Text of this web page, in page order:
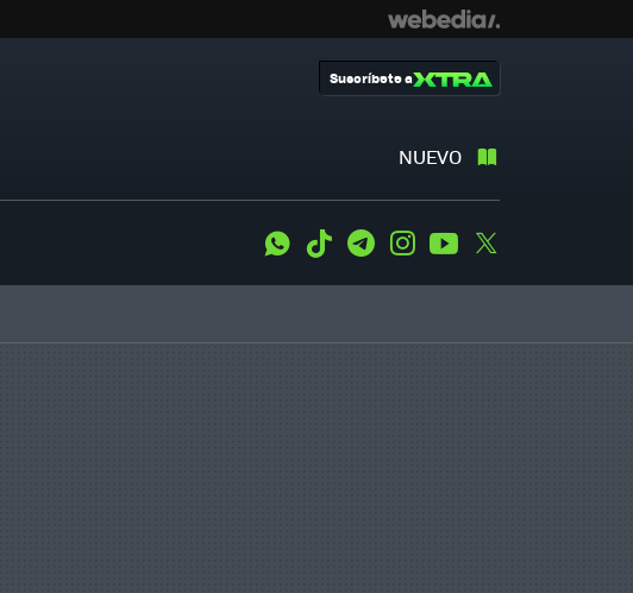
NUEVO
Suscríbete a
WhatsApp
Tiktok TelegramInstagramYoutube